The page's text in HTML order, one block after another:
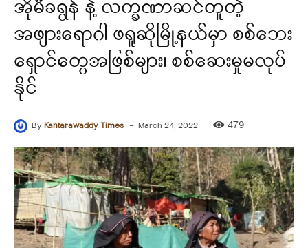
အိုမီခရွန် နဲ့ လက္ခဏာဆင်တူတဲ့
အဖျားရောဂါ ဖရူဆိုမြို့နယ်မှာ စစ်ဘေး
ရှောင်တွေအဖြစ်များ၊ စစ်ဆေးမှုမလုပ်
နိုင်
ByKantarawaddy Times - March 24, 2022 479